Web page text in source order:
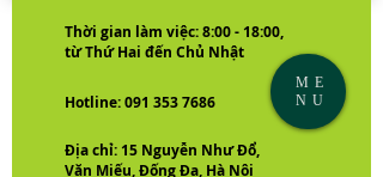
Thời gian làm việc: 8:00 - 18:00,
từ Thứ Hai đến Chủ Nhật
Hotline: 091 353 7686
Địa chỉ: 15 Nguyễn Như Đổ,
Văn Miếu, Đống Đa, Hà Nội
ME
NU